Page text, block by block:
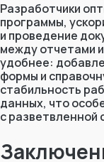
Разработчики
программы,
и проведение
между отчетами
удобнее:
формы и
стабильность
данных, что
с разветвленной